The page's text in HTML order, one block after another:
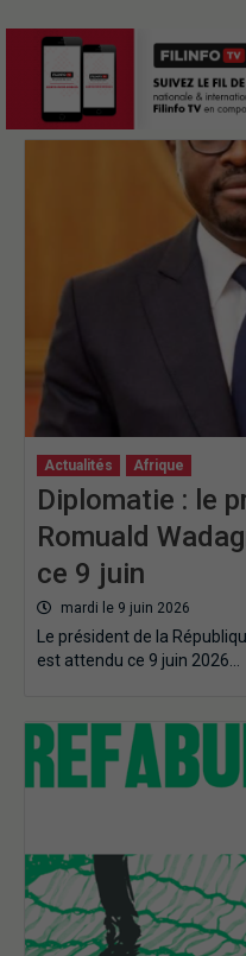
Actualités Afrique
Diplomatie : le
Romuald
ce 9 juin
mardi le 9 juin 2026
Le président de la
est attendu ce 9 juin 2026…